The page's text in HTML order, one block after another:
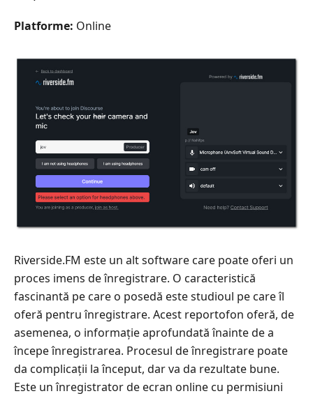
Platforme: Online
Riverside.FM este un alt software care poate oferi un
proces imens de înregistrare. O caracteristică
fascinantă pe care o posedă este studioul pe care îl
oferă pentru înregistrare. Acest reportofon oferă, de
asemenea, o informație aprofundată înainte de a
începe înregistrarea. Procesul de înregistrare poate
da complicații la început, dar va da rezultate bune.
Este un înregistrator de ecran online cu permisiuni